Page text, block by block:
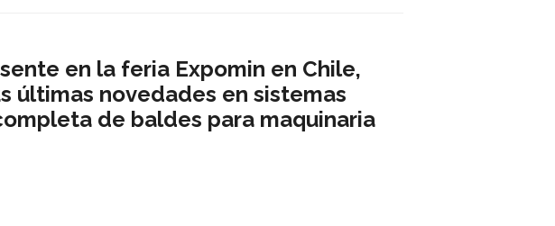
en la feria Expomin en Chile,
últimas novedades en sistemas
de baldes para maquinaria